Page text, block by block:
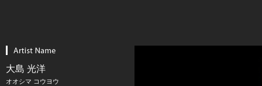
大島 光洋
オオシマ コウヨウ